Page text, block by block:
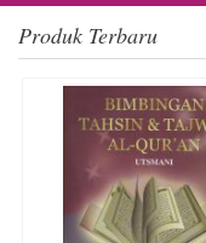
Produk Terbaru